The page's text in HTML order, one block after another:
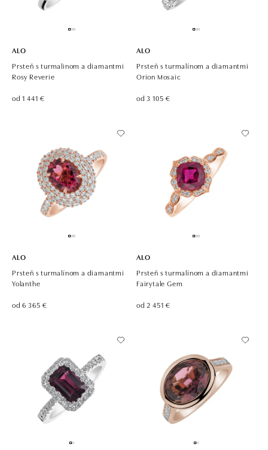
ALO
Prsteň s turmalinom a diamantmi
Rosy Reverie
od 1 441 €
ALO
Prsteň s turmalínom a diamantmi
Orion Mosaic
od 3 105 €
ALO
Prsteň s turmalínom a diamantmi
Yolanthe
od 6 365 €
ALO
Prsteň s turmalínom a diamantmi
Fairytale Gem
od 2 451 €